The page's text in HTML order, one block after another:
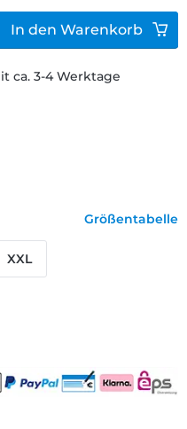
ca. 3-4 Werktage
Größentabelle
XXL
In den Warenkorb